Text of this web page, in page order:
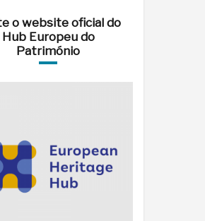
o website oficial do
Hub Europeu do
Património